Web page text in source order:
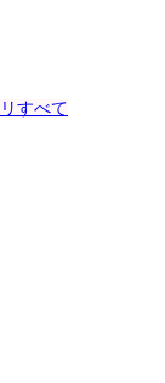
すべて